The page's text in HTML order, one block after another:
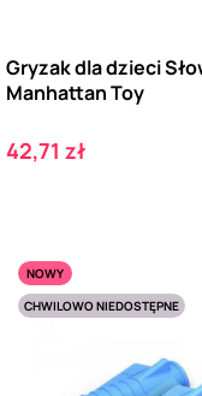
Gryzak dla dzieci
Manhattan Toy
Cena
42,71 zł
NOWY
CHWILOWO NIEDOSTĘPNE